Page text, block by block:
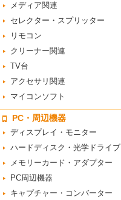
メディア関連
セレクター・スプリッター
リモコン
クリーナー関連
TV台
アクセサリ関連
マイコンソフト
PC・周辺機器
ディスプレイ・モニター
ハードディスク・光学ドライブ
メモリーカード・アダプター
PC周辺機器
キャプチャー・コンバーター